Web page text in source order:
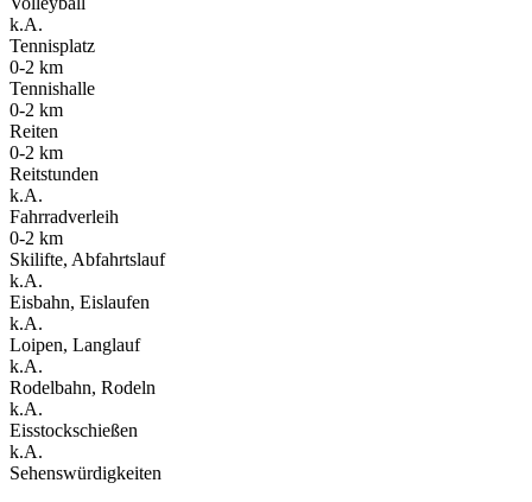
k.A.
Tennisplatz
0-2 km
Tennishalle
0-2 km
Reiten
0-2 km
Reitstunden
k.A.
Fahrradverleih
0-2 km
Skilifte, Abfahrtslauf
k.A.
Eisbahn, Eislaufen
k.A.
Loipen, Langlauf
k.A.
Rodelbahn, Rodeln
k.A.
Eisstockschießen
k.A.
Sehenswürdigkeiten